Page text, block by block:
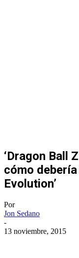
‘Dragon Ball
cómo debería
Evolution’
Por
Jon Sedano
-
13 noviembre, 2015